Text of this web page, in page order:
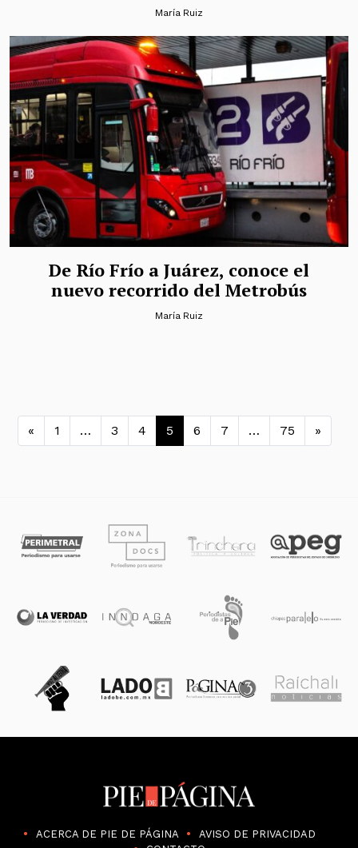
María Ruiz
De Río Frío a Juárez, conoce el
nuevo recorrido del Metrobús
María Ruiz
Navegación de entradas
« 1 … 3 4 5 6 7 … 75 »
ACERCA DE PIE DE PÁGINA
AVISO DE PRIVACIDAD